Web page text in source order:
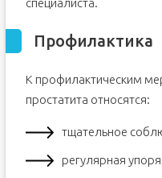
специалиста.
Профилактика
К профилактическим
простатита относятся:
тщательное
регулярная